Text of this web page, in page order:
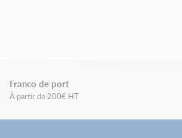
Franco de port
À partir de 200€ HT